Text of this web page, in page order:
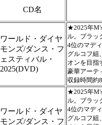
CD名
ワールド・ダイヤ
モンズ/ダンス・フ
ェスティバル・
2025(DVD)
★2025年
ル。ブラッ
4位のマデ
グルコフ組
オンを目指
豪華アーテ
収録時間約
ワールド・ダイヤ
モンズ/ダンス・フ
★2025年
ル。ブラッ
4位のマデ
グルコフ組